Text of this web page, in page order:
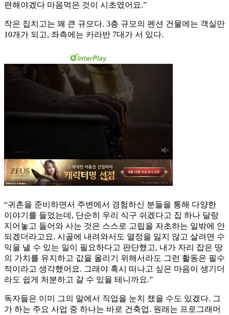
련해야겠다 마음먹은 것이 시초였어요.”
작은 집치고는 꽤 큰 규모다. 3층 규모의 펜션 건물에는 객실만
10개가 되고, 좌측에는 카라반 7대가 서 있다.
“귀촌을 준비하면서 주변에서 경험하신 분들을 통해 다양한
이야기를 들었는데, 단순히 우리 식구 쉬겠다고 집 하나 달랑
지어놓고 들어와 사는 것은 스스로 고립을 자초하는 일밖에 안
되겠더라고요. 시골에 내려와서도 열정을 잃지 않고 살려면 수
익을 낼 수 있는 일이 필요하다고 판단했고, 내가 자리 잡은 땅
의 가치를 유지하고 값을 올리기 위해서라도 그런 활동은 필수
적이라고 생각했어요. 그래야 혹시 떠나고 싶은 마음이 생기더
라도 쉽게 처분하고 갈 수 있을 테니까요.”
독자들은 이미 그의 말에서 직업을 눈치 챘을 수도 있겠다. 그
가 하는 주요 사업 중 하나는 바로 건축업. 원래는 프로그래머